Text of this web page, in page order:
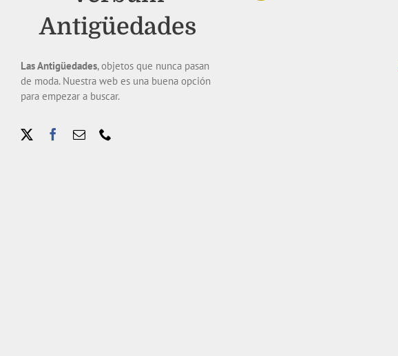
Antigüedades
Las Antigüedades, objetos que nunca pasan
de moda. Nuestra web es una buena opción
para empezar a buscar.